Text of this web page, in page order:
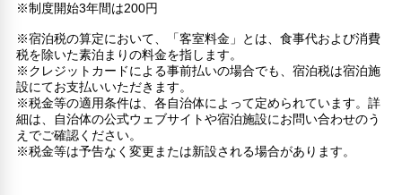
※制度開始3年間は200円
※宿泊税の算定において、「客室料金」とは、食事代および消費
税を除いた素泊まりの料金を指します。
※クレジットカードによる事前払いの場合でも、宿泊税は宿泊施
設にてお支払いいただきます。
※税金等の適用条件は、各自治体によって定められています。詳
細は、自治体の公式ウェブサイトや宿泊施設にお問い合わせのう
えでご確認ください。
※税金等は予告なく変更または新設される場合があります。